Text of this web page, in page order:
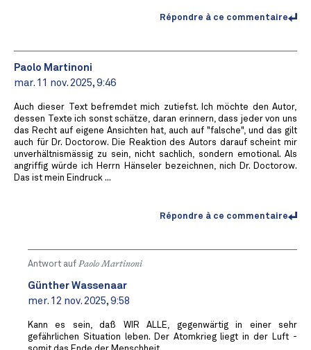
Répondre à ce commentaire
Paolo Martinoni
mar. 11 nov. 2025, 9:46
Auch dieser Text befremdet mich zutiefst. Ich möchte den Autor,
dessen Texte ich sonst schätze, daran erinnern, dass jeder von uns
das Recht auf eigene Ansichten hat, auch auf "falsche", und das gilt
auch für Dr. Doctorow. Die Reaktion des Autors darauf scheint mir
unverhältnismässig zu sein, nicht sachlich, sondern emotional. Als
angriffig würde ich Herrn Hänseler bezeichnen, nich Dr. Doctorow.
Das ist mein Eindruck ...
Répondre à ce commentaire
Antwort auf Paolo Martinoni
Günther Wassenaar
mer. 12 nov. 2025, 9:58
Kann es sein, daß WIR ALLE, gegenwärtig in einer sehr
gefährlichen Situation leben. Der Atomkrieg liegt in der Luft -